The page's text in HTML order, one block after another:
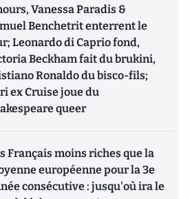
Vanessa Paradis &
Benchetrit enterrent le
Leonardo di Caprio fond,
Beckham fait du brukini,
Ronaldo du bisco-fils;
ex Cruise joue du
queer
Français moins riches que la
européenne pour la 3e
consécutive : jusqu'où ira le